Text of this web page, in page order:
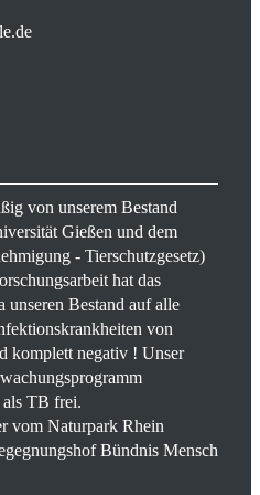
von unserem Bestand
Gießen und dem
- Tierschutzgesetz)
hat das
Bestand auf alle
von
komplett negativ ! Unser
TB frei.
vom Naturpark Rhein
Bündnis Mensch